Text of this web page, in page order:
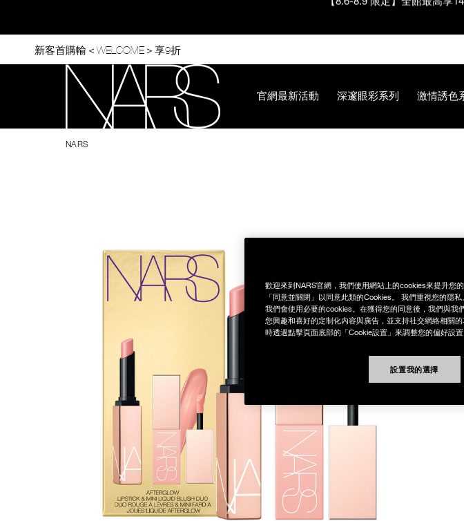
content
【8/3-8/10限定】限時輸碼贈
新客首購輸＜WELCOME＞享9折
官網最新活動 深邃眼彩系列 激情誘色
NARS
歡迎來到NARS官網，我們使用網站上的cookies來提升您
「同意並關閉」以同意此類的Cookies。 我們重視您的隱
我們會使用必要的cookies。在獲得您的同意後，我們與
您興趣和喜好的定制化內容與廣告，並支持社交網絡相關
時透過點擊頁面底部的「Cookie設置」來調整您的偏好設置
設置我的選擇